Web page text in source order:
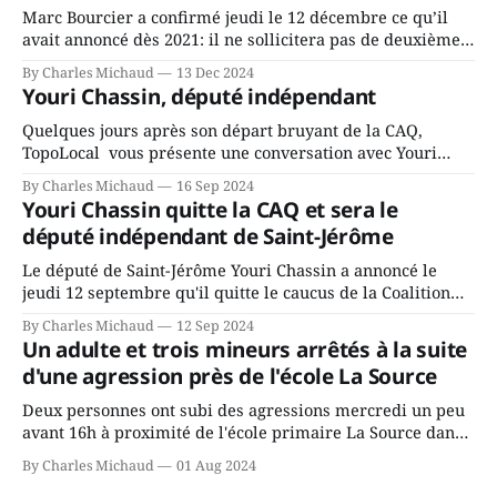
Marc Bourcier a confirmé jeudi le 12 décembre ce qu’il
avait annoncé dès 2021: il ne sollicitera pas de deuxième
mandat à titre de maire de Saint-Jérôme. Bourcier en a
fait l’annonce en s’adressant aux employés de la ville,
rassemblés en soirée pour leur traditionnel souper
By Charles Michaud 13 Dec 2024
Youri Chassin, député indépendant
Quelques jours après son départ bruyant de la CAQ,
TopoLocal vous présente une conversation avec Youri
Chassin. Nous avons causé de sa décision. Y songeait-il
depuis longtemps? Sera-t-il candidat indépendant dans 2
ans? Joindrait-il un autre parti, par exemple les
conservateurs d’Éric Duhaime? Que lui
By Charles Michaud 16 Sep 2024
Youri Chassin quitte la CAQ et sera le
député indépendant de Saint-Jérôme
Le député de Saint-Jérôme Youri Chassin a annoncé le
jeudi 12 septembre qu'il quitte le caucus de la Coalition
Avenir Québec de François Legault parce qu'il est déçu du
gouvernement de la CAQ, surtout de son incapacité, qu'il
juge chronique, à offrir des
By Charles Michaud 12 Sep 2024
Un adulte et trois mineurs arrêtés à la suite
d'une agression près de l'école La Source
Deux personnes ont subi des agressions mercredi un peu
avant 16h à proximité de l'école primaire La Source dans
le secteur Bellefeuille de Saint-Jérôme. L'une de deux
victimes aurait été écrasée sous un véhicule et aspergée
By Charles Michaud 01 Aug 2024